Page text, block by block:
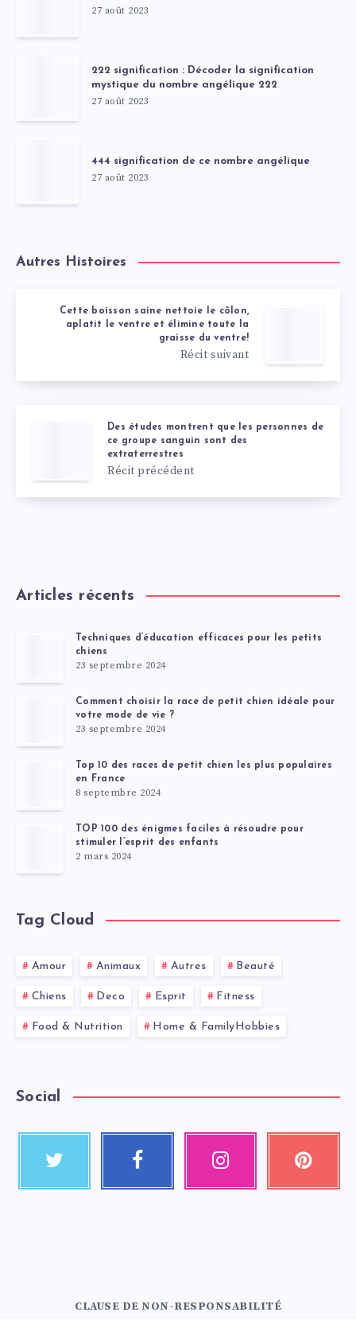
27 août 2023
222 signification : Décoder la signification
mystique du nombre angélique 222
27 août 2023
444 signification de ce nombre angélique
27 août 2023
Autres Histoires
Cette boisson saine nettoie le côlon,
aplatit le ventre et élimine toute la
graisse du ventre!
Récit suivant
Des études montrent que les personnes de
ce groupe sanguin sont des
extraterrestres
Récit précédent
Articles récents
Techniques d’éducation efficaces pour les petits
chiens
23 septembre 2024
Comment choisir la race de petit chien idéale pour
votre mode de vie ?
23 septembre 2024
Top 10 des races de petit chien les plus populaires
en France
8 septembre 2024
TOP 100 des énigmes faciles à résoudre pour
stimuler l’esprit des enfants
2 mars 2024
Tag Cloud
Amour Animaux Autres Beauté
Chiens Deco Esprit Fitness
Food & Nutrition Home & FamilyHobbies
Social
CLAUSE DE NON-RESPONSABILITÉ